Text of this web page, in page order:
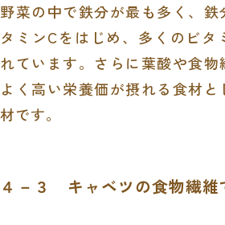
野菜の中で鉄分が最も多く、
タミンCをはじめ、多くのビタ
れています。さらに葉酸や食
よく高い栄養価が摂れる食材
材です。
４－３ キャベツの食物繊維